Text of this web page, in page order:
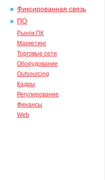
Фиксированная связь
ПО
Рынок ПК
Маркетинг
Торговые сети
Оборудование
Outsourcing
Кадры
Регулирование
Финансы
Web